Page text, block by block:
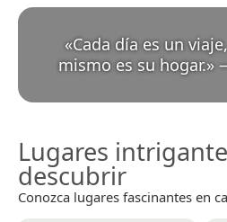
«Cada día es un
mismo es su hogar.»
Lugares
descubrir
Conozca lugares fascinantes en